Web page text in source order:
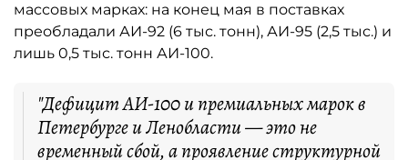
массовых марках: на конец мая в поставках
преобладали АИ-92 (6 тыс. тонн), АИ-95 (2,5 тыс.) и
лишь 0,5 тыс. тонн АИ-100.
"Дефицит АИ-100 и премиальных марок в
Петербурге и Ленобласти — это не
временный сбой, а проявление структурной